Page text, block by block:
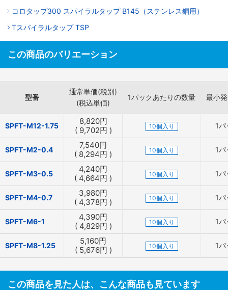
コロタップ300 スパイラルタップ B145（ステンレス鋼用）
Tスパイラルタップ TSP
この商品のバリエーション
型番
通常単価(税別)
(税込単価)
1パックあたりの数量 最小
SPFT-M12-1.75 8,820円
( 9,702円 ) 10個入り 1パ
SPFT-M2-0.4 7,540円
( 8,294円 ) 10個入り 1パ
SPFT-M3-0.5 4,240円
( 4,664円 ) 10個入り 1パ
SPFT-M4-0.7 3,980円
( 4,378円 ) 10個入り 1パ
SPFT-M6-1 4,390円
( 4,829円 ) 10個入り 1パ
SPFT-M8-1.25 5,160円
( 5,676円 ) 10個入り 1パ
この商品を見た人は、こんな商品も見ています